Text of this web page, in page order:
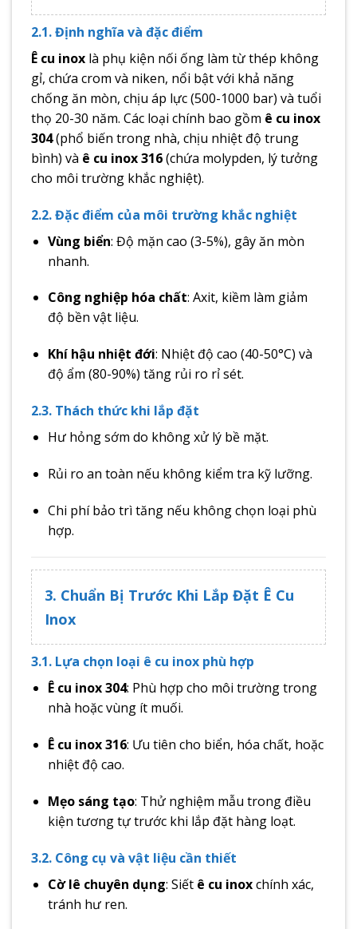
2.1. Định nghĩa và đặc điểm
Ê cu inox là phụ kiện nối ống làm từ thép không
gỉ, chứa crom và niken, nổi bật với khả năng
chống ăn mòn, chịu áp lực (500-1000 bar) và tuổi
thọ 20-30 năm. Các loại chính bao gồm ê cu inox
304(phổ biến trong nhà, chịu nhiệt độ trung
bình) và ê cu inox 316(chứa molypden, lý tưởng
cho môi trường khắc nghiệt).
2.2. Đặc điểm của môi trường khắc nghiệt
Vùng biển: Độ mặn cao (3-5%), gây ăn mòn
nhanh.
Công nghiệp hóa chất: Axit, kiềm làm giảm
độ bền vật liệu.
Khí hậu nhiệt đới: Nhiệt độ cao (40-50°C) và
độ ẩm (80-90%) tăng rủi ro rỉ sét.
2.3. Thách thức khi lắp đặt
Hư hỏng sớm do không xử lý bề mặt.
Rủi ro an toàn nếu không kiểm tra kỹ lưỡng.
Chi phí bảo trì tăng nếu không chọn loại phù
hợp.
3. Chuẩn Bị Trước Khi Lắp Đặt Ê Cu
Inox
3.1. Lựa chọn loại ê cu inox phù hợp
Ê cu inox 304: Phù hợp cho môi trường trong
nhà hoặc vùng ít muối.
Ê cu inox 316: Ưu tiên cho biển, hóa chất, hoặc
nhiệt độ cao.
Mẹo sáng tạo: Thử nghiệm mẫu trong điều
kiện tương tự trước khi lắp đặt hàng loạt.
3.2. Công cụ và vật liệu cần thiết
Cờ lê chuyên dụng: Siết ê cu inoxchính xác,
tránh hư ren.